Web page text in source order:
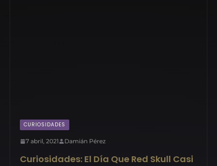
CURIOSIDADES
7 abril, 2021 Damián Pérez
Curiosidades: El Día Que Red Skull Casi